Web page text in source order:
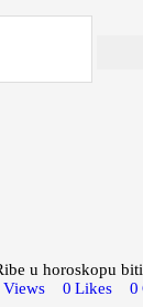
u horoskopu
Views 0 Likes 0